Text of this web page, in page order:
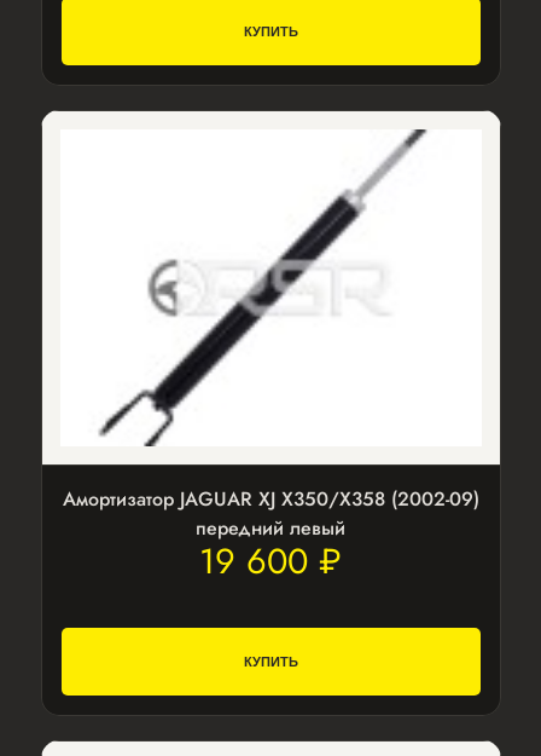
КУПИТЬ
Амортизатор JAGUAR XJ X350/X358 (2002-09)
передний левый
19 600 ₽
КУПИТЬ